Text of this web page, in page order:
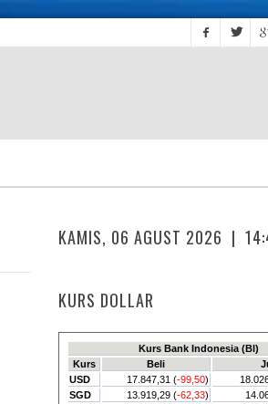
KAMIS, 06 AGUST 2026 |
KURS DOLLAR